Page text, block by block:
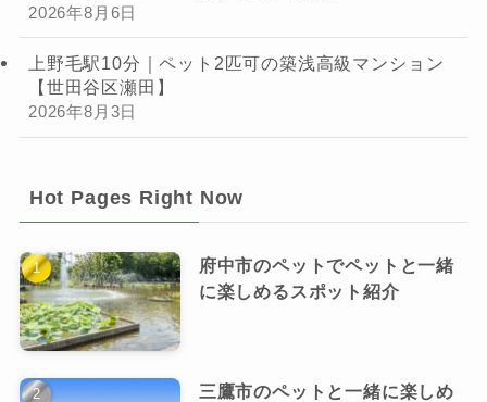
2026年8月6日
上野毛駅10分｜ペット2匹可の築浅高級マンション
【世田谷区瀬田】
2026年8月3日
Hot Pages Right Now
府中市のペットでペットと一緒
に楽しめるスポット紹介
三鷹市のペットと一緒に楽しめ